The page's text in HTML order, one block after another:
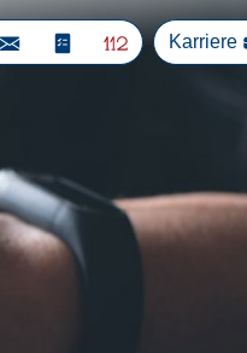
Karriere